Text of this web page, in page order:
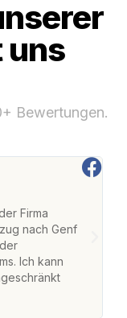
uns
Bewertungen.
Firma
nach Genf
Ich kann